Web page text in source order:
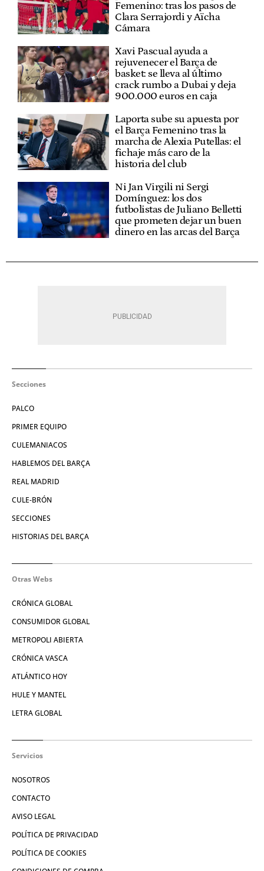
Femenino: tras los pasos de
Clara Serrajordi y Aïcha
Cámara
Xavi Pascual ayuda a
rejuvenecer el Barça de
basket: se lleva al último
crack rumbo a Dubai y deja
900.000 euros en caja
Laporta sube su apuesta por
el Barça Femenino tras la
marcha de Alexia Putellas: el
fichaje más caro de la
historia del club
Ni Jan Virgili ni Sergi
Domínguez: los dos
futbolistas de Juliano Belletti
que prometen dejar un buen
dinero en las arcas del Barça
Secciones
PALCO
PRIMER EQUIPO
CULEMANIACOS
HABLEMOS DEL BARÇA
REAL MADRID
CULE-BRÓN
SECCIONES
HISTORIAS DEL BARÇA
Otras Webs
CRÓNICA GLOBAL
CONSUMIDOR GLOBAL
METROPOLI ABIERTA
CRÓNICA VASCA
ATLÁNTICO HOY
HULE Y MANTEL
LETRA GLOBAL
Servicios
NOSOTROS
CONTACTO
AVISO LEGAL
POLÍTICA DE PRIVACIDAD
POLÍTICA DE COOKIES